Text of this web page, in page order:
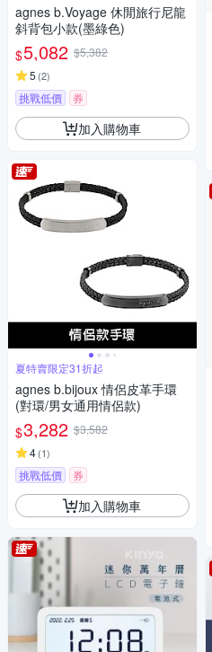
agnes b.Voyage 休閒旅行尼龍
斜背包小款(墨綠色)
$5,082 $5,382
5 (2)
挑戰低價 券
加入購物車
夏特賣限定31折起
agnes b.bijoux 情侶皮革手環
(對環/男女通用情侶款)
$3,282 $3,582
4(1)
挑戰低價 券
加入購物車